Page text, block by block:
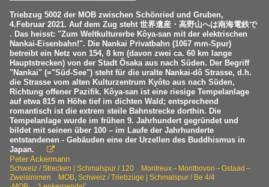
Triebzug 5002 der MOB zwischen Schönried und Gruben,
4.Februar 2021. Auf dem Zug steht 世界遺産・高野山へは南海電鉄で
. Das heisst: "Zum Weltkulturerbe Kôya-san mit der elektrischen
Nankai-Eisenbahn!". Die Nankai Privatbahn (1067 mm-Spur)
betreibt ein Netz von 154, 8 km (davon zwei ca. 60 km lange
Hauptstrecken) von der Stadt Ôsaka aus nach Süden. Der Begriff
"Nankai" (="Süd-See") steht für die uralte Nankai-dô Strasse, d.h.
die Strasse vom alten Kulturzentrum Kyôto aus nach Süden,
Richtung offener Pazifik. Kôya-san ist eine riesige Tempelanlage
auf etwa 815 m Höhe tief im dichten Wald; entsprechend
romantisch ist die extrem steile Bahnstrecke dorthin. Die
Tempelanlage wurde im frühen 9. Jahrhundert gegründet und
bildet mit seinen über 100 – im Laufe der Jahrhunderte
entstandenen - Gebäuden eine der Urzellen des Buddhismus in
Japan.

Peter Ackermann
Schweiz / Strecken | Schmalspur / 120 Montreux – Montbovon – Gstaad –
Zweisimmen MOB, Schweiz / Triebzüge | Schmalspur / Be 4/4